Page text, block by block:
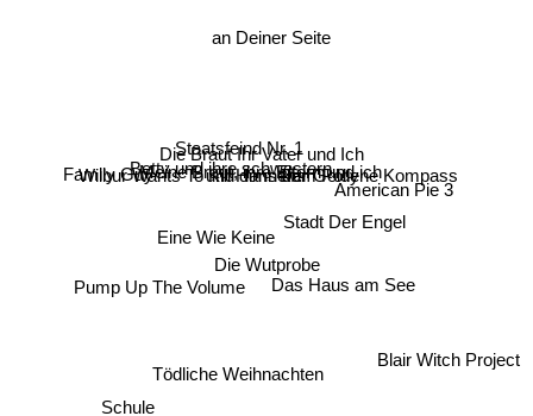
Die Wutprobe
und dann kam Polly
Meine Braut, ihre Eltern und ich
Betty und ihre schwestern
Die Braut Ihr Vater und Ich
Staatsfeind Nr. 1
Tödliche Weihnachten
Das Haus am See
an Deiner Seite
Wilbur Wants To Kill Himself
Eine Wie Keine
Der Goldene Kompass
Pump Up The Volume
Stadt Der Engel
American Pie 3
Family Guy
Blair Witch Project